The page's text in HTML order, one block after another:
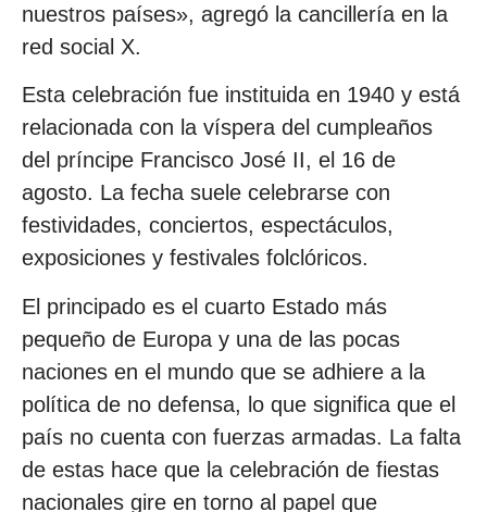
nuestros países», agregó la cancillería en la
red social X.
Esta celebración fue instituida en 1940 y está
relacionada con la víspera del cumpleaños
del príncipe Francisco José II, el 16 de
agosto. La fecha suele celebrarse con
festividades, conciertos, espectáculos,
exposiciones y festivales folclóricos.
El principado es el cuarto Estado más
pequeño de Europa y una de las pocas
naciones en el mundo que se adhiere a la
política de no defensa, lo que significa que el
país no cuenta con fuerzas armadas. La falta
de estas hace que la celebración de fiestas
nacionales gire en torno al papel que